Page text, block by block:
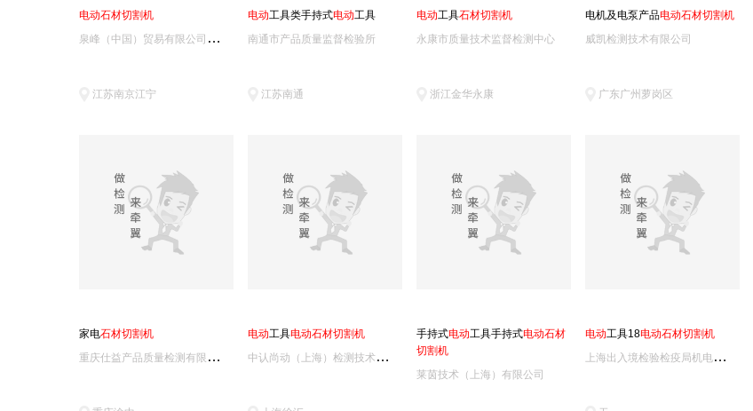
电动石材切割机
泉
峰（中国）贸易有限公司泉峰测试中心
江苏南京江宁
电动工具类手持式电动工具
南通市产品质量监督检验所
江苏南通
电动工具石材切割机
永康市质量技术监督检测中心
浙江金华永康
电机及电泵产品电动石材切割机
威凯检测技术有限公司
广东广州萝岗区
家电石材切割机
重
庆仕益产品质量检测有限责任公司
电动工具电动石材切割机
中
认尚动（上海）检测技术有限公司
手持式电动工具手持式电动石材
切割机
莱茵技术（上海）有限公司
电动工具18电动石材切割机
上
海出入境检验检疫局机电产品检测技术中心